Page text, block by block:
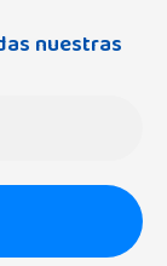
nuestras